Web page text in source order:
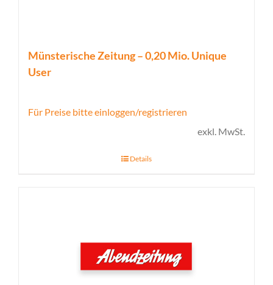
Münsterische Zeitung – 0,20 Mio. Unique
User
Für Preise bitte einloggen/registrieren
exkl. MwSt.
Details